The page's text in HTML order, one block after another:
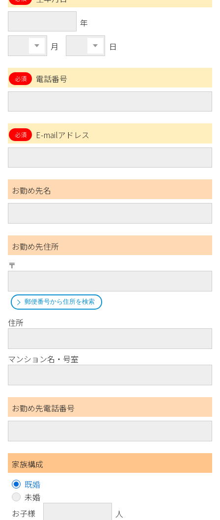
年
月 日
電話番号
E-mailアドレス
お勤め先名
お勤め先住所
〒
郵便番号から住所を検索
住所
マンション名・号室
お勤め先電話番号
家族構成
既婚
未婚
お子様
人